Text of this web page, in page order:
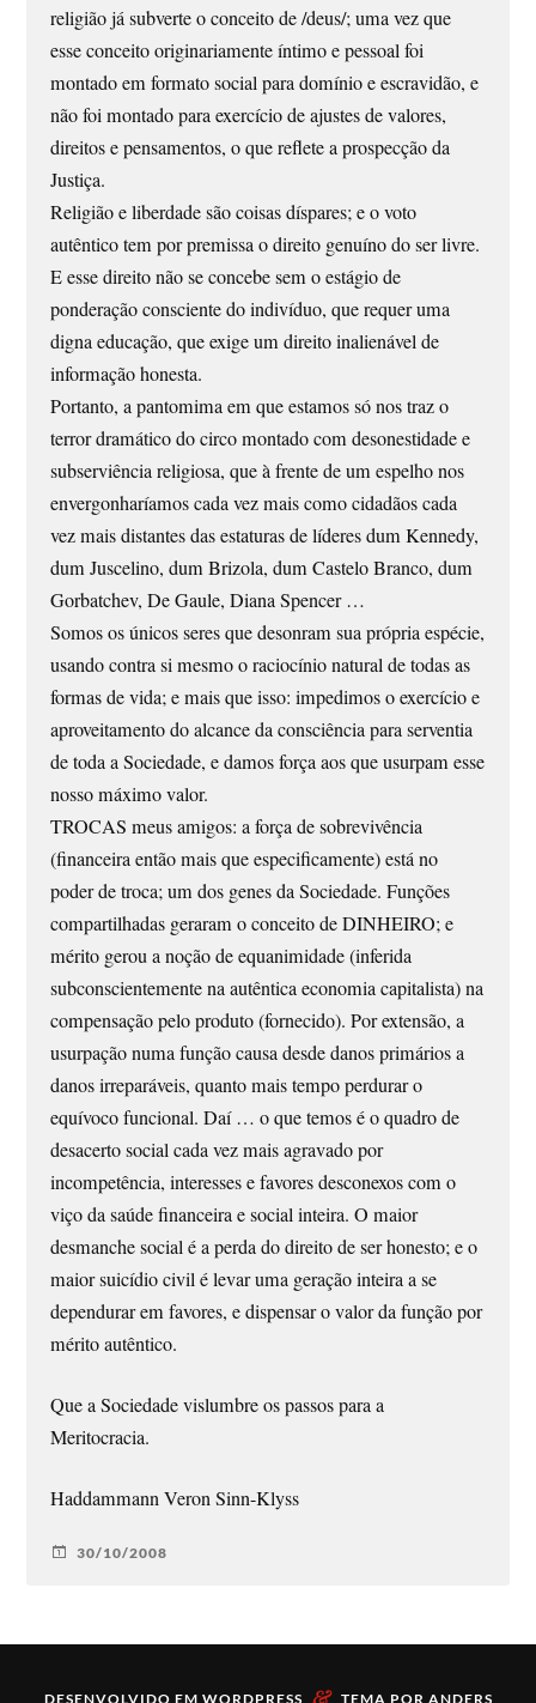
religião já subverte o conceito de /deus/; uma vez que
esse conceito originariamente íntimo e pessoal foi
montado em formato social para domínio e escravidão, e
não foi montado para exercício de ajustes de valores,
direitos e pensamentos, o que reflete a prospecção da
Justiça.
Religião e liberdade são coisas díspares; e o voto
autêntico tem por premissa o direito genuíno do ser livre.
E esse direito não se concebe sem o estágio de
ponderação consciente do indivíduo, que requer uma
digna educação, que exige um direito inalienável de
informação honesta.
Portanto, a pantomima em que estamos só nos traz o
terror dramático do circo montado com desonestidade e
subserviência religiosa, que à frente de um espelho nos
envergonharíamos cada vez mais como cidadãos cada
vez mais distantes das estaturas de líderes dum Kennedy,
dum Juscelino, dum Brizola, dum Castelo Branco, dum
Gorbatchev, De Gaule, Diana Spencer …
Somos os únicos seres que desonram sua própria espécie,
usando contra si mesmo o raciocínio natural de todas as
formas de vida; e mais que isso: impedimos o exercício e
aproveitamento do alcance da consciência para serventia
de toda a Sociedade, e damos força aos que usurpam esse
nosso máximo valor.
TROCAS meus amigos: a força de sobrevivência
(financeira então mais que especificamente) está no
poder de troca; um dos genes da Sociedade. Funções
compartilhadas geraram o conceito de DINHEIRO; e
mérito gerou a noção de equanimidade (inferida
subconscientemente na autêntica economia capitalista) na
compensação pelo produto (fornecido). Por extensão, a
usurpação numa função causa desde danos primários a
danos irreparáveis, quanto mais tempo perdurar o
equívoco funcional. Daí … o que temos é o quadro de
desacerto social cada vez mais agravado por
incompetência, interesses e favores desconexos com o
viço da saúde financeira e social inteira. O maior
desmanche social é a perda do direito de ser honesto; e o
maior suicídio civil é levar uma geração inteira a se
dependurar em favores, e dispensar o valor da função por
mérito autêntico.
Que a Sociedade vislumbre os passos para a
Meritocracia.
Haddammann Veron Sinn-Klyss
30/10/2008
DESENVOLVIDO EM WORDPRESS TEMA POR ANDERS